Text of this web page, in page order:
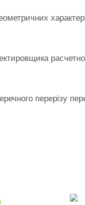
перерізу